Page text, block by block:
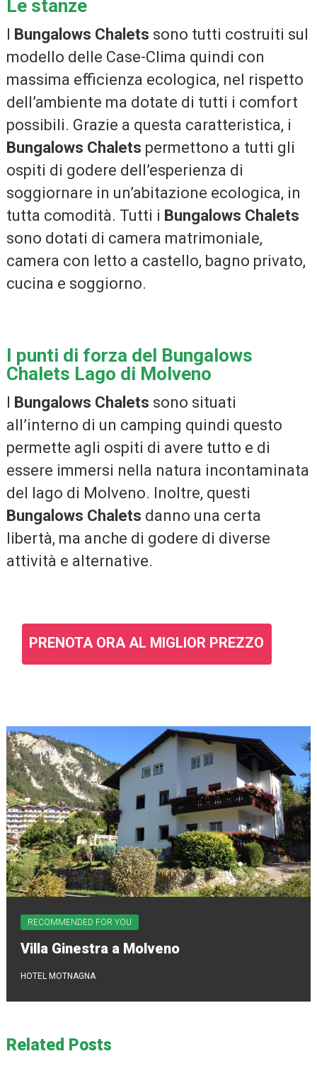
Le stanze
I Bungalows Chalets sono tutti costruiti sul
modello delle Case-Clima quindi con
massima efficienza ecologica, nel rispetto
dell’ambiente ma dotate di tutti i comfort
possibili. Grazie a questa caratteristica, i
Bungalows Chalets permettono a tutti gli
ospiti di godere dell’esperienza di
soggiornare in un’abitazione ecologica, in
tutta comodità. Tutti i Bungalows Chalets
sono dotati di camera matrimoniale,
camera con letto a castello, bagno privato,
cucina e soggiorno.
I punti di forza del Bungalows
Chalets Lago di Molveno
I Bungalows Chalets sono situati
all’interno di un camping quindi questo
permette agli ospiti di avere tutto e di
essere immersi nella natura incontaminata
del lago di Molveno. Inoltre, questi
Bungalows Chalets danno una certa
libertà, ma anche di godere di diverse
attività e alternative.
PRENOTA ORA AL MIGLIOR PREZZO
RECOMMENDED FOR YOU
Villa Ginestra a Molveno
HOTEL MOTNAGNA
Related Posts